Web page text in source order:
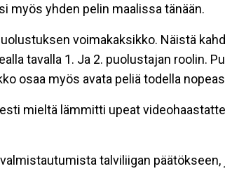
myös yhden pelin maalissa tänään.
voimakaksikko. Näistä
tavalla 1. Ja 2. puolustajan roolin.
osaa myös avata peliä todella
mieltä lämmitti upeat
talviliigan